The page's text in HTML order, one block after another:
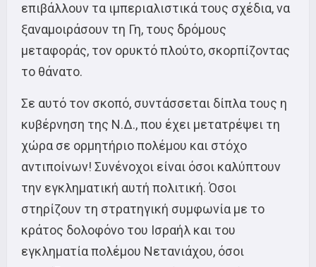
επιβάλλουν τα ιμπεριαλιστικά τους σχέδια, να
ξαναμοιράσουν τη Γη, τους δρόμους
μεταφοράς, τον ορυκτό πλούτο, σκορπίζοντας
το θάνατο.
Σε αυτό τον σκοπό, συντάσσεται δίπλα τους η
κυβέρνηση της Ν.Δ., που έχει μετατρέψει τη
χώρα σε ορμητήριο πολέμου και στόχο
αντιποίνων! Συνένοχοι είναι όσοι καλύπτουν
την εγκληματική αυτή πολιτική. Όσοι
στηρίζουν τη στρατηγική συμφωνία με το
κράτος δολοφόνο του Ισραήλ και του
εγκληματία πολέμου Νετανιάχου, όσοι